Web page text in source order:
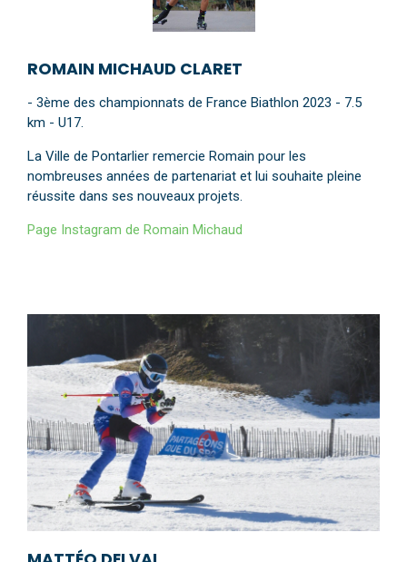
ROMAIN MICHAUD CLARET
- 3ème des championnats de France Biathlon 2023 - 7.5
km - U17.
La Ville de Pontarlier remercie Romain pour les
nombreuses années de partenariat et lui souhaite pleine
réussite dans ses nouveaux projets.
Page Instagram de Romain Michaud